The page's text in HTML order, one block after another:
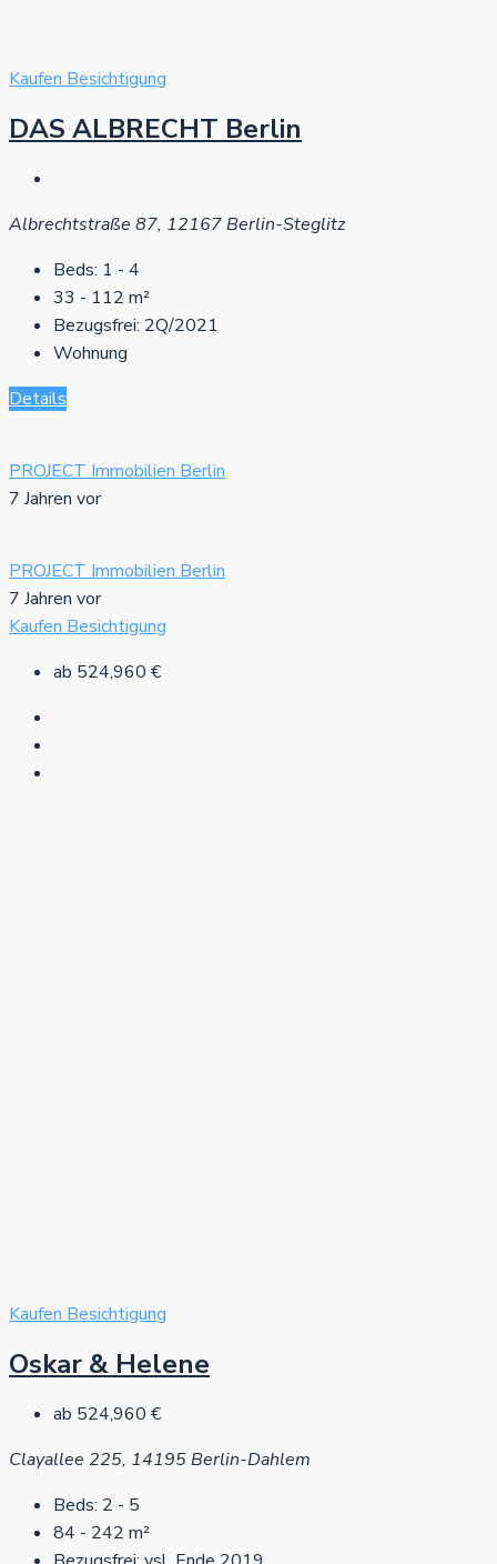
Kaufen Besichtigung
DAS ALBRECHT Berlin
Albrechtstraße 87, 12167 Berlin-Steglitz
Beds: 1 - 4
33 - 112 m²
Bezugsfrei: 2Q/2021
Wohnung
Details
PROJECT Immobilien Berlin
7 Jahren vor
PROJECT Immobilien Berlin
7 Jahren vor
Kaufen Besichtigung
ab 524,960 €
Kaufen Besichtigung
Oskar & Helene
ab 524,960 €
Clayallee 225, 14195 Berlin-Dahlem
Beds: 2 - 5
84 - 242 m²